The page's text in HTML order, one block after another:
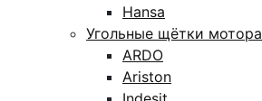
Hansa
Угольные щётки мотора
ARDO
Ariston